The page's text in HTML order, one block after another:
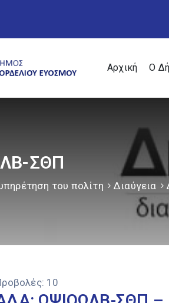
Αρχική Ο
ΣΘΠ
του πολίτη Διαύγεια
10